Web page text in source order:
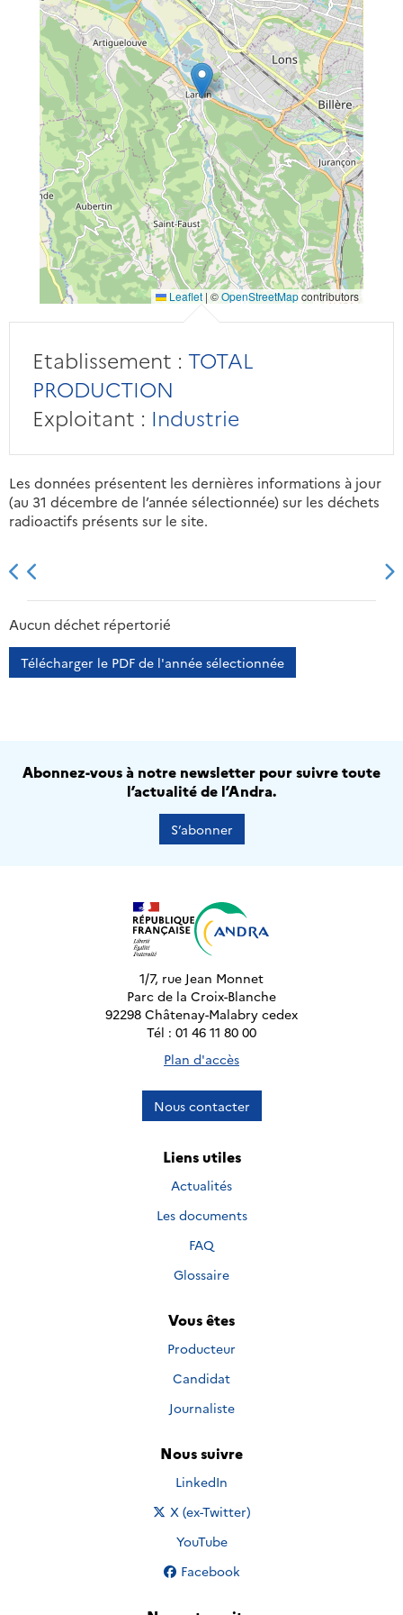
Leaflet | ©OpenStreetMapcontributors
Etablissement : TOTAL
PRODUCTION
Exploitant : Industrie
Les données présentent les dernières informations à jour
(au 31 décembre de l’année sélectionnée) sur les déchets
radioactifs présents sur le site.
2013 2014
Aucun déchet répertorié
Télécharger le PDF de l'année sélectionnée
Abonnez-vous à notre newsletter pour suivre toute
l’actualité de l’Andra.
S’abonner
1/7, rue Jean Monnet
Parc de la Croix-Blanche
92298 Châtenay-Malabry cedex
Tél : 01 46 11 80 00
Plan d'accès
Nous contacter
Liens utiles
Actualités
Les documents
FAQ
Glossaire
Vous êtes
Producteur
Candidat
Journaliste
Nous suivre
Nous suivre sur
LinkedIn
Nous suivre sur
X (ex-Twitter)
Nous suivre sur
YouTube
Nous suivre sur
Facebook